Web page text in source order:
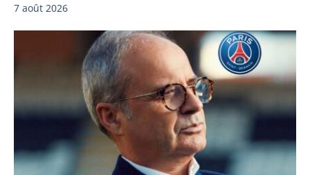
7 août 2026